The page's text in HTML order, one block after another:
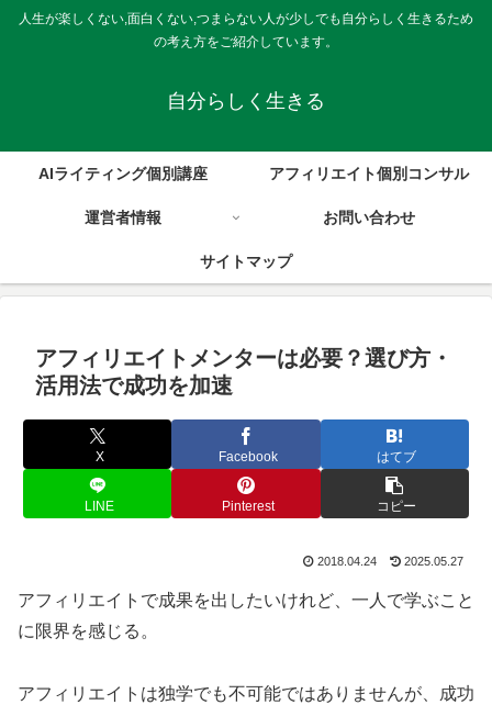
人生が楽しくない,面白くない,つまらない人が少しでも自分らしく生きるため
の考え方をご紹介しています。
自分らしく生きる
AIライティング個別講座 アフィリエイト個別コンサル
運営者情報 お問い合わせ
サイトマップ
アフィリエイトメンターは必要？選び方・
活用法で成功を加速
X Facebook はてブ
LINE Pinterest コピー
2018.04.24 2025.05.27
アフィリエイトで成果を出したいけれど、一人で学ぶこと
に限界を感じる。
アフィリエイトは独学でも不可能ではありませんが、成功